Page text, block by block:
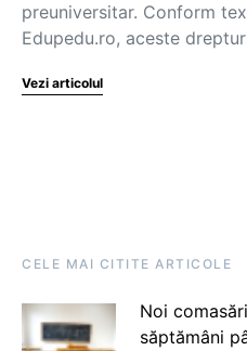
preuniversitar. Conform
Edupedu.ro, aceste
Vezi articolul
CELE MAI CITITE ARTICOLE
Noi
săptămâni